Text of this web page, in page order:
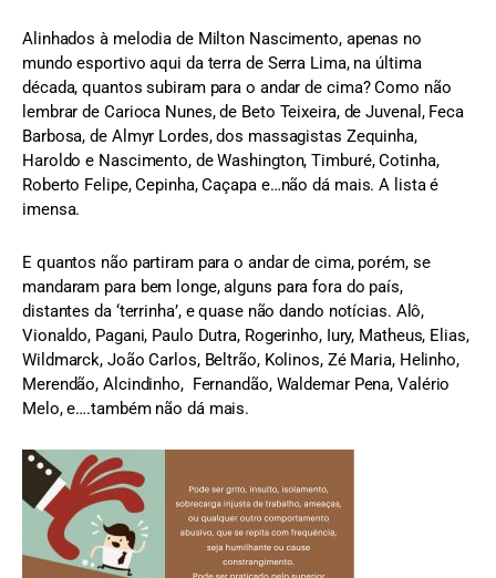
Alinhados à melodia de Milton Nascimento, apenas no
mundo esportivo aqui da terra de Serra Lima, na última
década, quantos subiram para o andar de cima? Como não
lembrar de Carioca Nunes, de Beto Teixeira, de Juvenal, Feca
Barbosa, de Almyr Lordes, dos massagistas Zequinha,
Haroldo e Nascimento, de Washington, Timburé, Cotinha,
Roberto Felipe, Cepinha, Caçapa e…não dá mais. A lista é
imensa.
E quantos não partiram para o andar de cima, porém, se
mandaram para bem longe, alguns para fora do país,
distantes da ‘terrinha’, e quase não dando notícias. Alô,
Vionaldo, Pagani, Paulo Dutra, Rogerinho, Iury, Matheus, Elias,
Wildmarck, João Carlos, Beltrão, Kolinos, Zé Maria, Helinho,
Merendão, Alcindinho, Fernandão, Waldemar Pena, Valério
Melo, e….também não dá mais.